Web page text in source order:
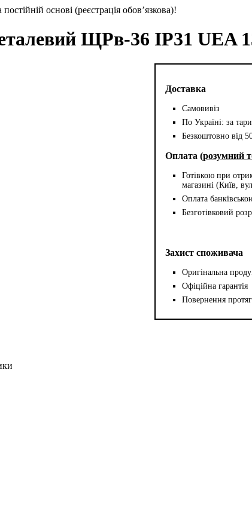
основі (реєстрація обов’язкова)!
ЩРв-36 IP31 UEA
Доставка
Самовивіз
По Україні: за
Безкоштовно від
Оплата (розумний
Готівкою при
магазині (Київ,
Оплата
Безготівковий
Захист споживача
Оригінальна
Офіційна гарантія
Повернення